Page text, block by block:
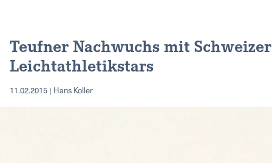
Teufner Nachwuchs mit Schweizer
Leichtathletikstars
11.02.2015 | Hans Koller